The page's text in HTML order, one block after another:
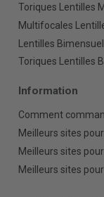
Toriques Lentilles
Multifocales
Lentilles
Toriques Lentilles
Information
Comment
Meilleurs sites
Meilleurs sites
Meilleurs sites